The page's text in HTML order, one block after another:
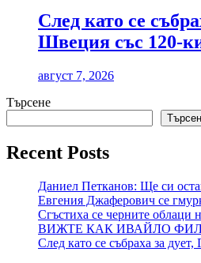
След като се
Швеция със 120-
август 7, 2026
Търсене
Recent Posts
Даниел Петканов: Ще си
Евгения Джаферович се
Сгъстиха се черните облаци
ВИЖТЕ КАК ИВАЙЛО
След като се събраха за